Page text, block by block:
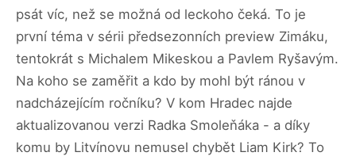
psát víc, než se možná od leckoho čeká. To je
první téma v sérii předsezonních preview Zimáku,
tentokrát s Michalem Mikeskou a Pavlem Ryšavým.
Na koho se zaměřit a kdo by mohl být ránou v
nadcházejícím ročníku? V kom Hradec najde
aktualizovanou verzi Radka Smoleňáka - a díky
komu by Litvínovu nemusel chybět Liam Kirk? To